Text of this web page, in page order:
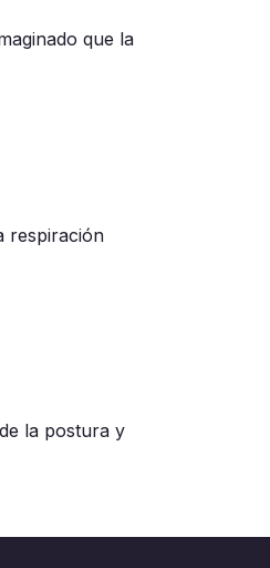
que la
respiración
la postura y